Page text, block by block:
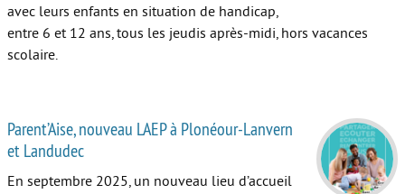
avec leurs enfants en situation de handicap,
entre 6 et 12 ans, tous les jeudis après-midi, hors vacances
scolaire.
Parent’Aise, nouveau LAEP à Plonéour-Lanvern
et Landudec
En septembre 2025, un nouveau lieu d’accueil